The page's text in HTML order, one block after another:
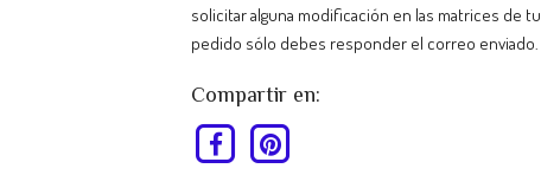
solicitar alguna modificación en las matrices de tu
pedido sólo debes responder el correo enviado.
Compartir en: